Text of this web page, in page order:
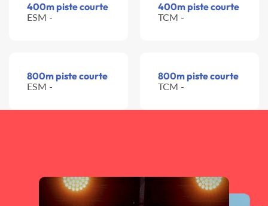
400m piste courte
ESM -
400m piste courte
TCM -
800m piste courte
ESM -
800m piste courte
TCM -